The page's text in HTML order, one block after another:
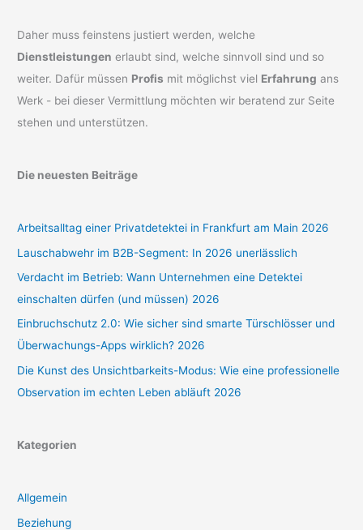
Daher muss feinstens justiert werden, welche
Dienstleistungen erlaubt sind, welche sinnvoll sind und so
weiter. Dafür müssen Profis mit möglichst viel Erfahrung ans
Werk - bei dieser Vermittlung möchten wir beratend zur Seite
stehen und unterstützen.
Die neuesten Beiträge
Arbeitsalltag einer Privatdetektei in Frankfurt am Main 2026
Lauschabwehr im B2B-Segment: In 2026 unerlässlich
Verdacht im Betrieb: Wann Unternehmen eine Detektei
einschalten dürfen (und müssen) 2026
Einbruchschutz 2.0: Wie sicher sind smarte Türschlösser und
Überwachungs-Apps wirklich? 2026
Die Kunst des Unsichtbarkeits-Modus: Wie eine professionelle
Observation im echten Leben abläuft 2026
Kategorien
Allgemein
Beziehung